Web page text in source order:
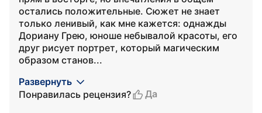
остались положительные. Сюжет не знает
только ленивый, как мне кажется: однажды
Дориану Грею, юноше небывалой красоты, его
друг рисует портрет, который магическим
образом станов...
Развернуть
Понравилась рецензия?
Да